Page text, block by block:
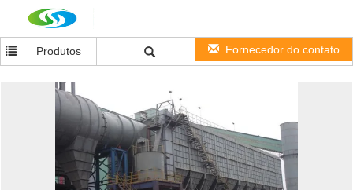
Produtos Fornecedor do contato